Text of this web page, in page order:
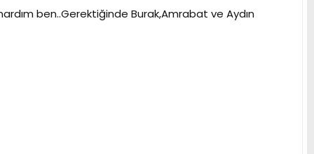
ben..Gerektiğinde Burak,Amrabat ve Aydın